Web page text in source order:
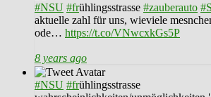
#NSU #frühlingsstrasse #zauberauto
aktuelle zahl für uns, wieviele
ode… https://t.co/VNwcxkGs5P
8 years ago
#NSU #frühlingsstrasse